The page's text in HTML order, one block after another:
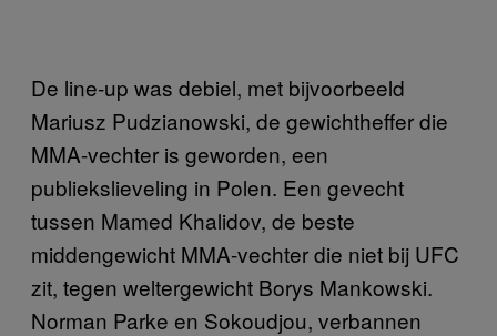
De line-up was debiel, met bijvoorbeeld
Mariusz Pudzianowski, de gewichtheffer die
MMA-vechter is geworden, een
publiekslieveling in Polen. Een gevecht
tussen Mamed Khalidov, de beste
middengewicht MMA-vechter die niet bij UFC
zit, tegen weltergewicht Borys Mankowski.
Norman Parke en Sokoudjou, verbannen